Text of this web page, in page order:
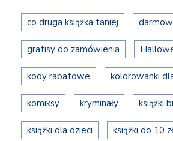
co druga książka taniej
gratisy do zamówienia
kody rabatowe kolorowanki
komiksy kryminały książki
książki dla dzieci książki do 10 zł